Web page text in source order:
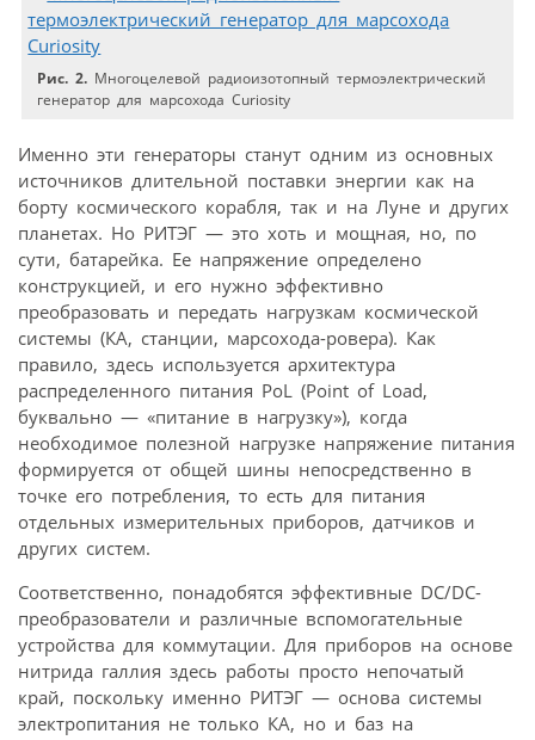
Рис. 2. Многоцелевой радиоизотопный термоэлектрический
генератор для марсохода Curiosity
Именно эти генераторы станут одним из основных
источников длительной поставки энергии как на
борту космического корабля, так и на Луне и других
планетах. Но РИТЭГ — это хоть и мощная, но, по
сути, батарейка. Ее напряжение определено
конструкцией, и его нужно эффективно
преобразовать и передать нагрузкам космической
системы (КА, станции, марсохода-ровера). Как
правило, здесь используется архитектура
распределенного питания PoL (Point of Load,
буквально — «питание в нагрузку»), когда
необходимое полезной нагрузке напряжение питания
формируется от общей шины непосредственно в
точке его потребления, то есть для питания
отдельных измерительных приборов, датчиков и
других систем.
Соответственно, понадобятся эффективные DC/DC-
преобразователи и различные вспомогательные
устройства для коммутации. Для приборов на основе
нитрида галлия здесь работы просто непочатый
край, поскольку именно РИТЭГ — основа системы
электропитания не только КА, но и баз на